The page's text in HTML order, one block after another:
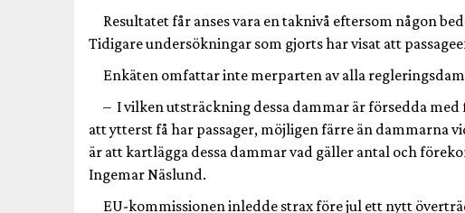
Resultatet får anses vara en taknivå eftersom någon
Tidigare undersökningar som gjorts har visat att
Enkäten omfattar inte merparten av alla
– I vilken utsträckning dessa dammar är försedda
att ytterst få har passager, möjligen färre än dammarna
är att kartlägga dessa dammar vad gäller antal och
Ingemar Näslund.
EU-kommissionen inledde strax före jul ett nytt